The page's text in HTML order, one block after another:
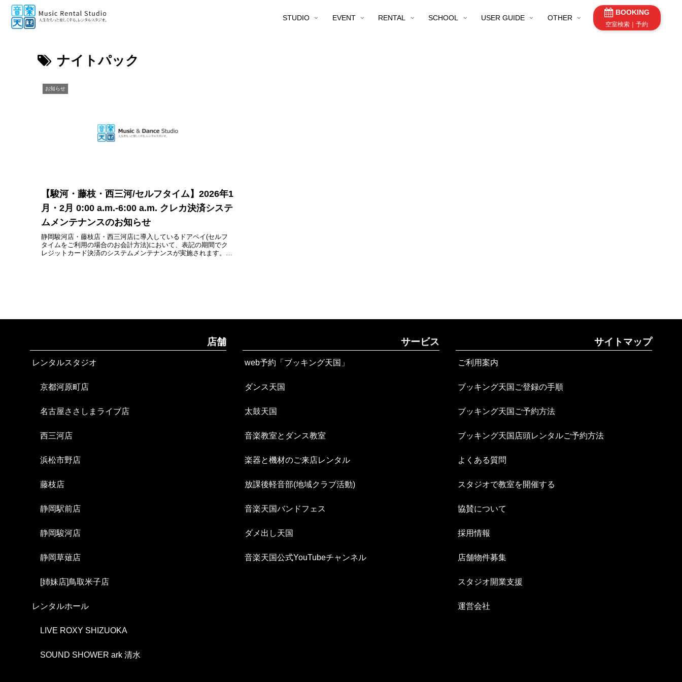
STUDIO EVENT RENTAL SCHOOL USER GUIDE OTHER
BOOKING
空室検索｜予約
ナイトパック
お知らせ
【駿河・藤枝・西三河/セルフタイム】2026年1
月・2月 0:00 a.m.-6:00 a.m. クレカ決済システ
ムメンテナンスのお知らせ
静岡駿河店・藤枝店・西三河店に導入しているドアペイ(セルフ
タイムをご利用の場合のお会計方法)において、表記の期間でク
レジットカード決済のシステムメンテナンスが実施されます。下
店舗
レンタルスタジオ
京都河原町店
名古屋ささしまライブ店
西三河店
浜松市野店
藤枝店
静岡駅前店
静岡駿河店
静岡草薙店
[姉妹店]鳥取米子店
レンタルホール
LIVE ROXY SHIZUOKA
SOUND SHOWER ark 清水
サービス
web予約「ブッキング天国」
ダンス天国
太鼓天国
音楽教室とダンス教室
楽器と機材のご来店レンタル
放課後軽音部(地域クラブ活動)
音楽天国バンドフェス
ダメ出し天国
音楽天国公式YouTubeチャンネル
サイトマップ
ご利用案内
ブッキング天国ご登録の手順
ブッキング天国ご予約方法
ブッキング天国店頭レンタルご予約方法
よくある質問
スタジオで教室を開催する
協賛について
採用情報
店舗物件募集
スタジオ開業支援
運営会社